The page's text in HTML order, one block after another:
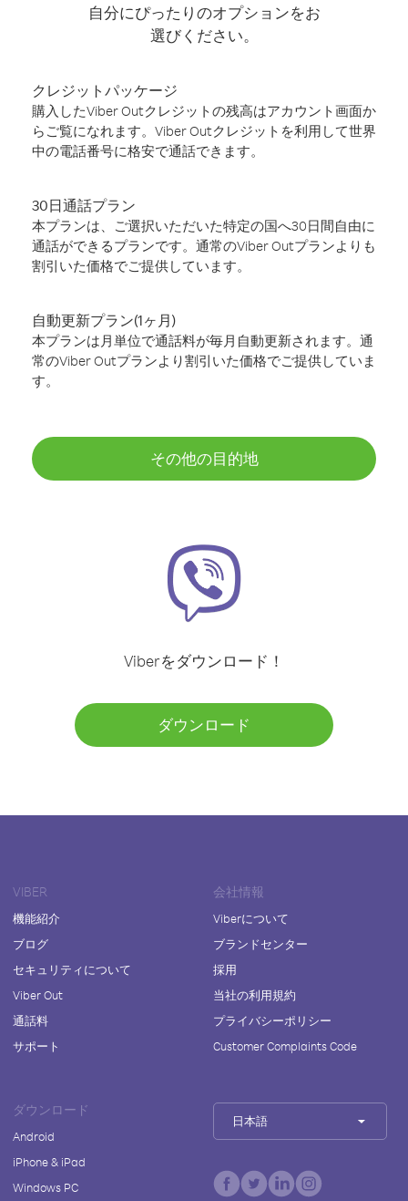
自分にぴったりのオプションをお
選びください。
クレジットパッケージ
購入したViber Outクレジットの残高はアカウント画面か
らご覧になれます。Viber Outクレジットを利用して世界
中の電話番号に格安で通話できます。
30日通話プラン
本プランは、ご選択いただいた特定の国へ30日間自由に
通話ができるプランです。通常のViber Outプランよりも
割引いた価格でご提供しています。
自動更新プラン(1ヶ月)
本プランは月単位で通話料が毎月自動更新されます。通
常のViber Outプランより割引いた価格でご提供していま
す。
その他の目的地
Viberをダウンロード！
ダウンロード
VIBER
機能紹介
ブログ
セキュリティについて
Viber Out
通話料
サポート
会社情報
Viberについて
ブランドセンター
採用
当社の利用規約
プライバシーポリシー
Customer Complaints Code
ダウンロード
Android
iPhone & iPad
Windows PC
日本語